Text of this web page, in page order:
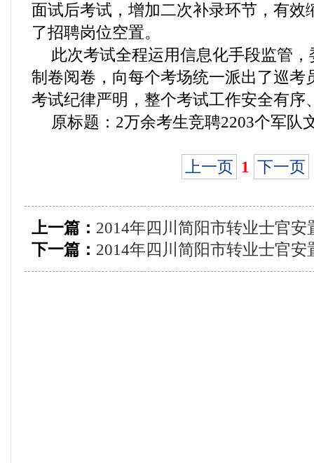
面试后考试，增加二次补录环节，有效
了招聘岗位空置。
此次考试全程运用信息化手段监管
制卷阅卷，向每个考场统一派出了巡考
考试纪律严明，整个考试工作安全有序
原标题：2万余考生竞聘2203个军队
上一页 1 下一页
上一篇： 2014年四川简阳市转业士官安
下一篇： 2014年四川简阳市转业士官